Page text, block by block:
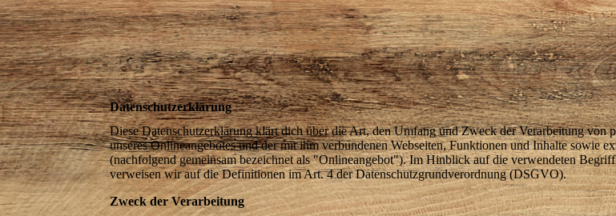
Datenschutzerklärung
Diese Datenschutzerklärung klärt dich über die Art, den Umfang und Zweck der Verarbeitung von
unseres Onlineangebotes und der mit ihm verbundenen Webseiten, Funktionen und Inhalte sowie
(nachfolgend gemeinsam bezeichnet als "Onlineangebot"). Im Hinblick auf die verwendeten
verweisen wir auf die Definitionen im Art. 4 der Datenschutzgrundverordnung (DSGVO).
Zweck der Verarbeitung